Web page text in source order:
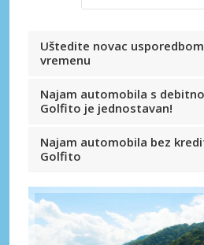
Uštedite novac
vremenu
Najam automobila s
Golfito je jednostavan!
Najam automobila bez
Golfito